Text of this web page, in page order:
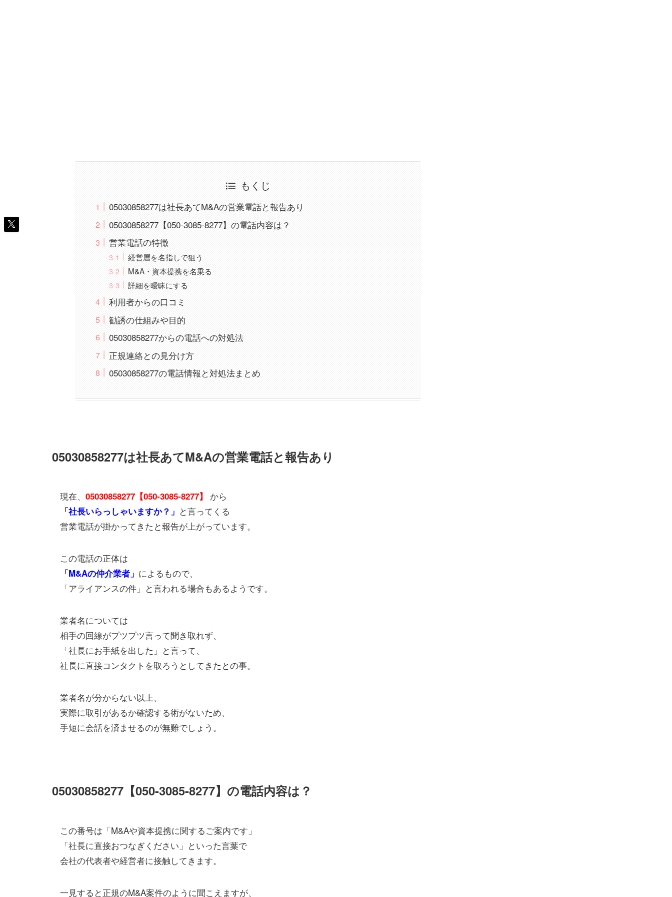
もくじ
05030858277は社長あてM&Aの営業電話と報告あり
05030858277【050-3085-8277】の電話内容は？
営業電話の特徴
経営層を名指しで狙う
M&A・資本提携を名乗る
詳細を曖昧にする
利用者からの口コミ
勧誘の仕組みや目的
05030858277からの電話への対処法
正規連絡との見分け方
05030858277の電話情報と対処法まとめ
05030858277は社長あてM&Aの営業電話と報告あり
現在、 05030858277【050-3085-8277】 から
「社長いらっしゃいますか？」 と言ってくる
営業電話が掛かってきたと報告が上がっています。
この電話の正体は
「M&Aの仲介業者」 によるもので、
「アライアンスの件」と言われる場合もあるようです。
業者名については
相手の回線がプツプツ言って聞き取れず、
「社長にお手紙を出した」と言って、
社長に直接コンタクトを取ろうとしてきたとの事。
業者名が分からない以上、
実際に取引があるか確認する術がないため、
手短に会話を済ませるのが無難でしょう。
05030858277【050-3085-8277】の電話内容は？
この番号は「M&Aや資本提携に関するご案内です」
「社長に直接おつなぎください」といった言葉で
会社の代表者や経営者に接触してきます。
一見すると正規のM&A案件のように聞こえますが、